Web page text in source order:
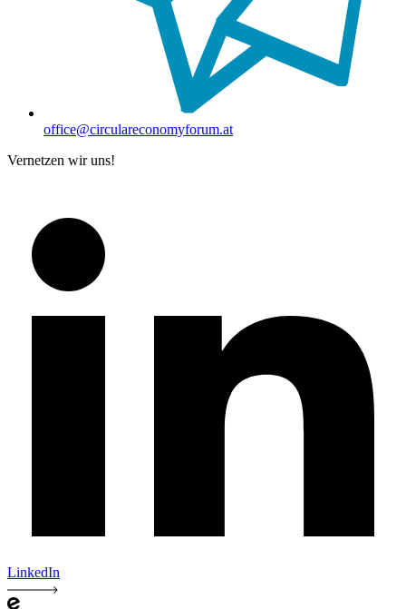
office@circulareconomyforum.at
Vernetzen wir uns!
LinkedIn